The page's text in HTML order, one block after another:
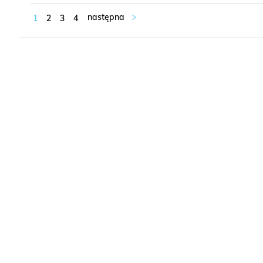
1 2 3 4